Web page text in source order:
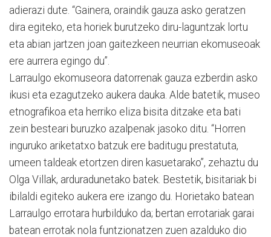
adierazi dute. “Gainera, oraindik gauza asko geratzen
dira egiteko, eta horiek burutzeko diru-laguntzak lortu
eta abian jartzen joan gaitezkeen neurrian ekomuseoak
ere aurrera egingo du”.
Larraulgo ekomuseora datorrenak gauza ezberdin asko
ikusi eta ezagutzeko aukera dauka. Alde batetik, museo
etnografikoa eta herriko eliza bisita ditzake eta bati
zein besteari buruzko azalpenak jasoko ditu. “Horren
inguruko ariketatxo batzuk ere baditugu prestatuta,
umeen taldeak etortzen diren kasuetarako”, zehaztu du
Olga Villak, arduradunetako batek. Bestetik, bisitariak bi
ibilaldi egiteko aukera ere izango du. Horietako batean
Larraulgo errotara hurbilduko da; bertan errotariak garai
batean errotak nola funtzionatzen zuen azalduko dio